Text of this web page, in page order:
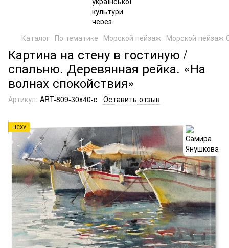
Каталог По тематике Морской пейзаж Морской пейзаж
Картина на стену в гостиную /
спальню. Деревянная рейка. «На
волнах спокойствия»
Артикул: ART-809-30x40-c Оставить отзыв
НСХУ